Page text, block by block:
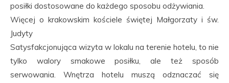
posiłki dostosowane do każdego sposobu odżywiania.
Więcej o krakowskim kościele świętej Małgorzaty i św.
Judyty
Satysfakcjonująca wizyta w lokalu na terenie hotelu, to nie
tylko walory smakowe posiłku, ale też sposób
serwowania. Wnętrza hotelu muszą odznaczać się